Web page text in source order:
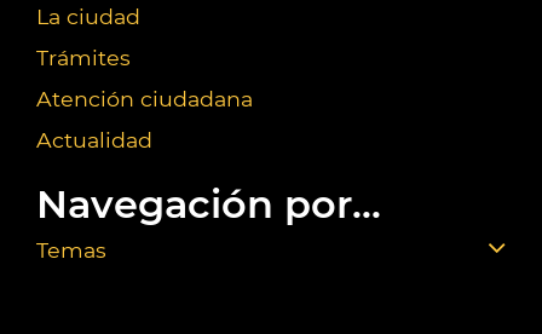
La ciudad
Trámites
Atención ciudadana
Actualidad
Navegación por...
Temas